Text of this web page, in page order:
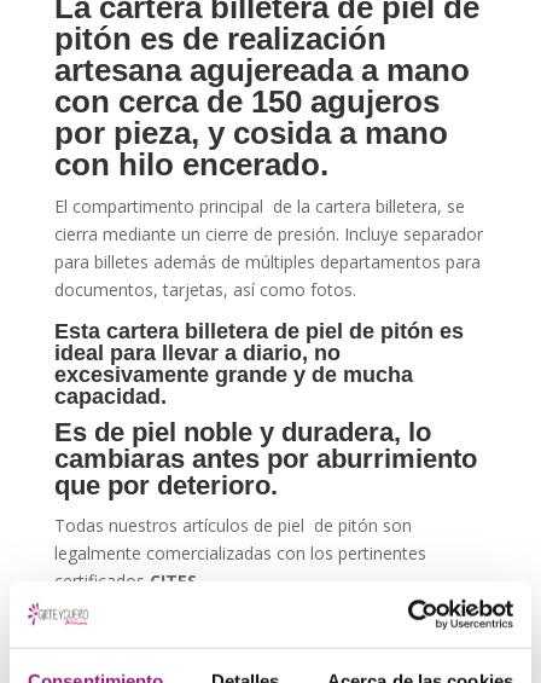
pitón es de realización
artesana agujereada a mano
con cerca de 150 agujeros
por pieza, y cosida a mano
con hilo encerado.
El compartimento principal de la cartera billetera, se
cierra mediante un cierre de presión. Incluye separador
para billetes además de múltiples departamentos para
documentos, tarjetas, así como fotos.
Esta cartera billetera de piel de pitón es
ideal para llevar a diario, no
excesivamente grande y de mucha
capacidad.
Es de piel noble y duradera, lo
cambiaras antes por aburrimiento
que por deterioro.
Todas nuestros artículos de piel de pitón son
legalmente comercializadas con los pertinentes
certificados CITES
Este billetero ha sido fabricado con técnicas de
elaboración artesanal, a menudo puede presentar las